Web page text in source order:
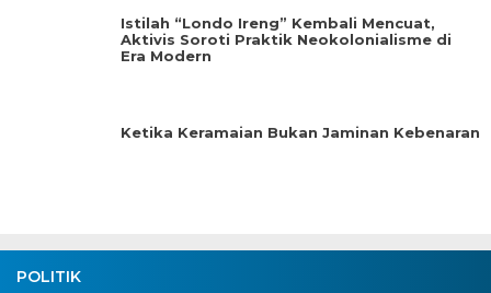
Istilah “Londo Ireng” Kembali Mencuat,
Aktivis Soroti Praktik Neokolonialisme di
Era Modern
Ketika Keramaian Bukan Jaminan Kebenaran
POLITIK